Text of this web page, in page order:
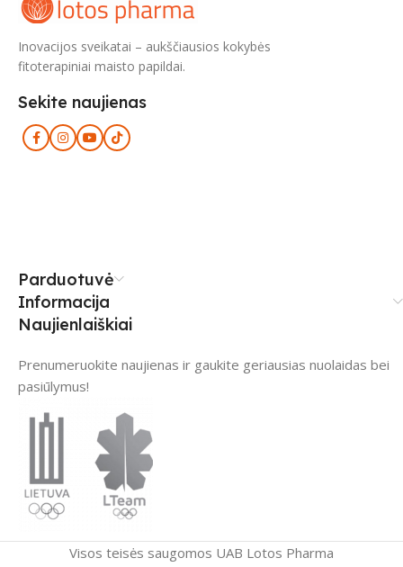
Inovacijos sveikatai – aukščiausios kokybės
fitoterapiniai maisto papildai.
Sekite naujienas
Parduotuvė
Informacija
Naujienlaiškiai
Prenumeruokite naujienas ir gaukite geriausias nuolaidas bei
pasiūlymus!
Visos teisės saugomos UAB Lotos Pharma